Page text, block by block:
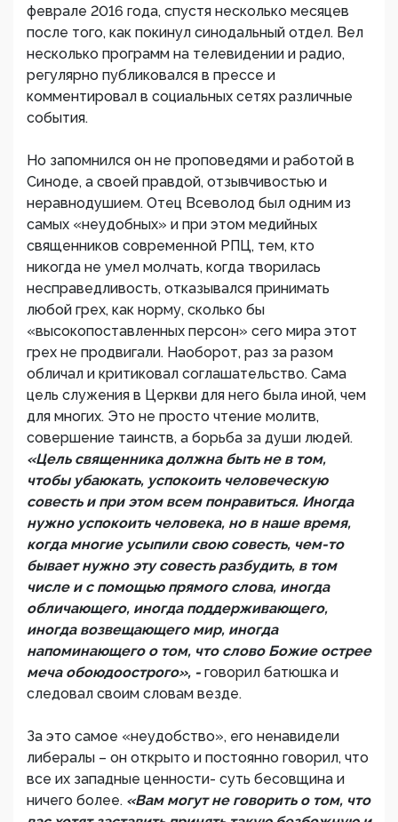
феврале 2016 года, спустя несколько месяцев
после того, как покинул синодальный отдел. Вел
несколько программ на телевидении и радио,
регулярно публиковался в прессе и
комментировал в социальных сетях различные
события.
Но запомнился он не проповедями и работой в
Синоде, а своей правдой, отзывчивостью и
неравнодушием. Отец Всеволод был одним из
самых «неудобных» и при этом медийных
священников современной РПЦ, тем, кто
никогда не умел молчать, когда творилась
несправедливость, отказывался принимать
любой грех, как норму, сколько бы
«высокопоставленных персон» сего мира этот
грех не продвигали. Наоборот, раз за разом
обличал и критиковал соглашательство. Сама
цель служения в Церкви для него была иной, чем
для многих. Это не просто чтение молитв,
совершение таинств, а борьба за души людей.
«Цель священника должна быть не в том,
чтобы убаюкать, успокоить человеческую
совесть и при этом всем понравиться. Иногда
нужно успокоить человека, но в наше время,
когда многие усыпили свою совесть, чем-то
бывает нужно эту совесть разбудить, в том
числе и с помощью прямого слова, иногда
обличающего, иногда поддерживающего,
иногда возвещающего мир, иногда
напоминающего о том, что слово Божие острее
меча обоюдоострого», - говорил батюшка и
следовал своим словам везде.
За это самое «неудобство», его ненавидели
либералы – он открыто и постоянно говорил, что
все их западные ценности- суть бесовщина и
ничего более. «Вам могут не говорить о том, что